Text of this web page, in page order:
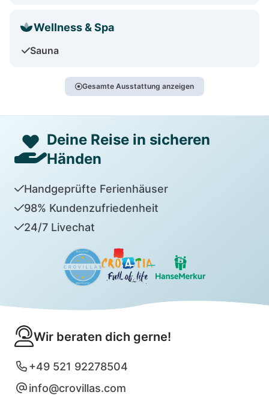
Wellness & Spa
Sauna
Gesamte Ausstattung anzeigen
Deine Reise in sicheren
Händen
Handgeprüfte Ferienhäuser
98% Kundenzufriedenheit
24/7 Livechat
Wir beraten dich gerne!
+49 521 92278504
info@crovillas.com